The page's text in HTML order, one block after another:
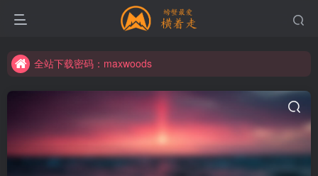
全站下载密码：maxwoods
全站下载密码：maxwoods